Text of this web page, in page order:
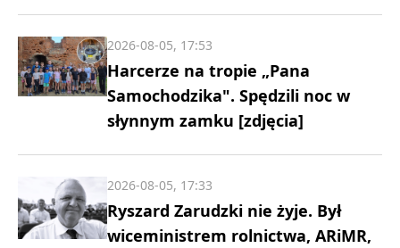
Harcerze na tropie „Pana
Samochodzika". Spędzili noc w
słynnym zamku [zdjęcia]
2026-08-05, 17:53
Ryszard Zarudzki nie żyje. Był
wiceministrem rolnictwa, ARiMR,
2026-08-05, 17:33